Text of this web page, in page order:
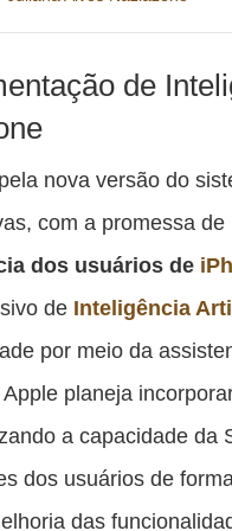
de
nova versão do
com a promessa de
dos usuários de
de Inteligência
por meio da
Apple planeja
a capacidade da
dos usuários de
das